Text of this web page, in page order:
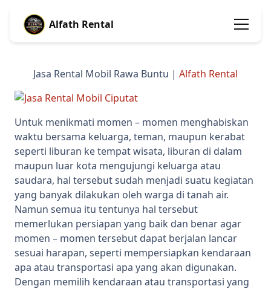
Alfath Rental
Jasa Rental Mobil Rawa Buntu | Alfath Rental
Untuk menikmati momen – momen menghabiskan
waktu bersama keluarga, teman, maupun kerabat
seperti liburan ke tempat wisata, liburan di dalam
maupun luar kota mengujungi keluarga atau
saudara, hal tersebut sudah menjadi suatu kegiatan
yang banyak dilakukan oleh warga di tanah air.
Namun semua itu tentunya hal tersebut
memerlukan persiapan yang baik dan benar agar
momen – momen tersebut dapat berjalan lancar
sesuai harapan, seperti mempersiapkan kendaraan
apa atau transportasi apa yang akan digunakan.
Dengan memilih kendaraan atau transportasi yang